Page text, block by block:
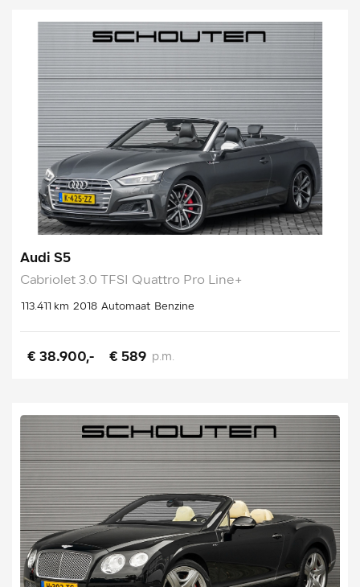
Audi S5
Cabriolet 3.0 TFSI Quattro Pro Line+
113.411 km 2018 Automaat Benzine
€ 38.900,- € 589 p.m.